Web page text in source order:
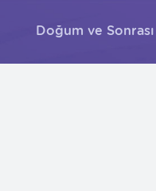
Doğum ve Sonrası